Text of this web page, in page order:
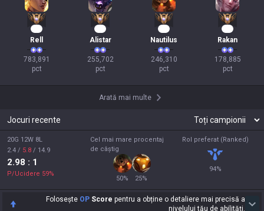
Rell
783,891
pct
Alistar
255,702
pct
Nautilus
246,310
pct
Rakan
178,885
pct
Arată mai multe
Jocuri recente
20G 12W 8L
2.4 / 5.8 / 14.9
2.98 : 1
P/Ucidere 59%
Cel mai mare procentaj
de câștig
50% 25%
Rol preferat (Ranked)
94%
Folosește OP Score pentru a obține o detaliere mai precisă a
nivelului tău de abilități.